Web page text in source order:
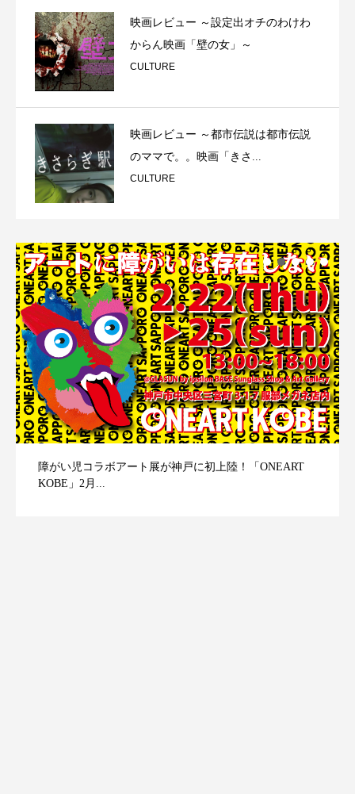
映画レビュー ～設定出オチのわけわ
からん映画「壁の女」～
CULTURE
映画レビュー ～都市伝説は都市伝説
のママで。。映画「きさ...
CULTURE
障がい児コラボアート展が神戸に初上陸！「ONEART
KOBE」2月...